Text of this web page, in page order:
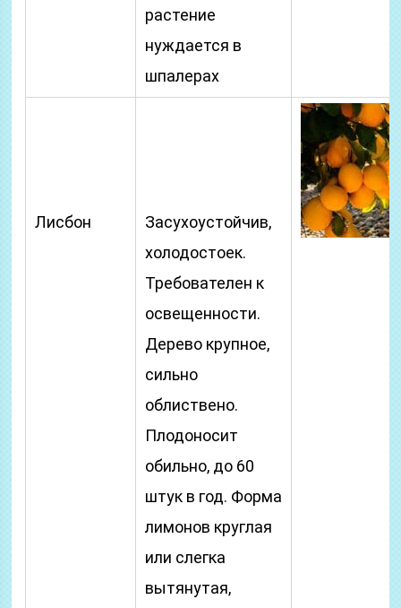
растение
нуждается в
шпалерах
Лисбон
Засухоустойчив,
холодостоек.
Требователен к
освещенности.
Дерево крупное,
сильно
облиствено.
Плодоносит
обильно, до 60
штук в год. Форма
лимонов круглая
или слегка
вытянутая,